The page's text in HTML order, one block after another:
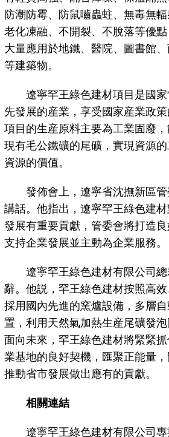
防潮防霉、防鼠嚙蟲蛀、無毒無
老化凍融、不開裂、不脫落等優
大量應用於地鐵、醫院、圖書館
等建築物。
遼寧罕王綠色建材項目是國家“
先發展的産業，享受國家産業政
項目的生産原料主要為工業固廢
現有毛公鐵礦的尾礦，實現資源
資源的價值。
發佈會上，遼寧省沈撫新區管
講話。他指出，遼寧罕王綠色建
發展有重要貢獻，管委會將打造
支持企業發展並主動為企業服務。
遼寧罕王綠色建材有限公司總
辭。他説，罕王綠色建材按照高效
採用國內先進的窯爐設備，多層
置，利用天然氣加熱生産尾礦發泡
面向未來，罕王綠色建材將緊緊
業基地的良好契機，匯聚正能量
推動省市發展做出應有的貢獻。
相關連結
遼寧罕王綠色建材有限公司專